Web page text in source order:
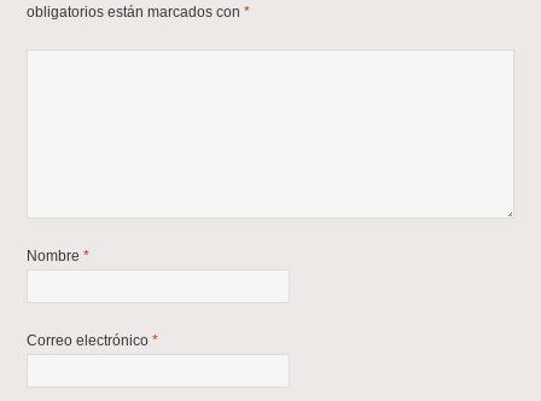
obligatorios están marcados con*
Nombre*
Correo electrónico*